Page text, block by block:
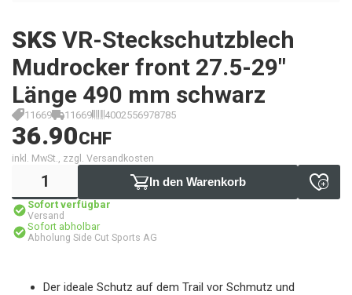
SKS VR-Steckschutzblech
Mudrocker front 27.5-29"
Länge 490 mm schwarz
11669 11669 4002556978785
36.90CHF
inkl. MwSt., zzgl. Versandkosten
In den Warenkorb
Sofort verfügbar
Versand
Sofort abholbar
Abholung Side Cut Sports AG
Der ideale Schutz auf dem Trail vor Schmutz und